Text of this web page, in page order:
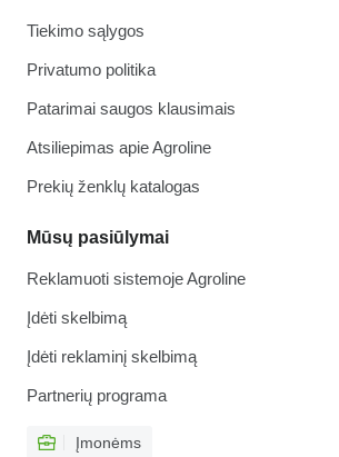
Tiekimo sąlygos
Privatumo politika
Patarimai saugos klausimais
Atsiliepimas apie Agroline
Prekių ženklų katalogas
Mūsų pasiūlymai
Reklamuoti sistemoje Agroline
Įdėti skelbimą
Įdėti reklaminį skelbimą
Partnerių programa
Įmonėms